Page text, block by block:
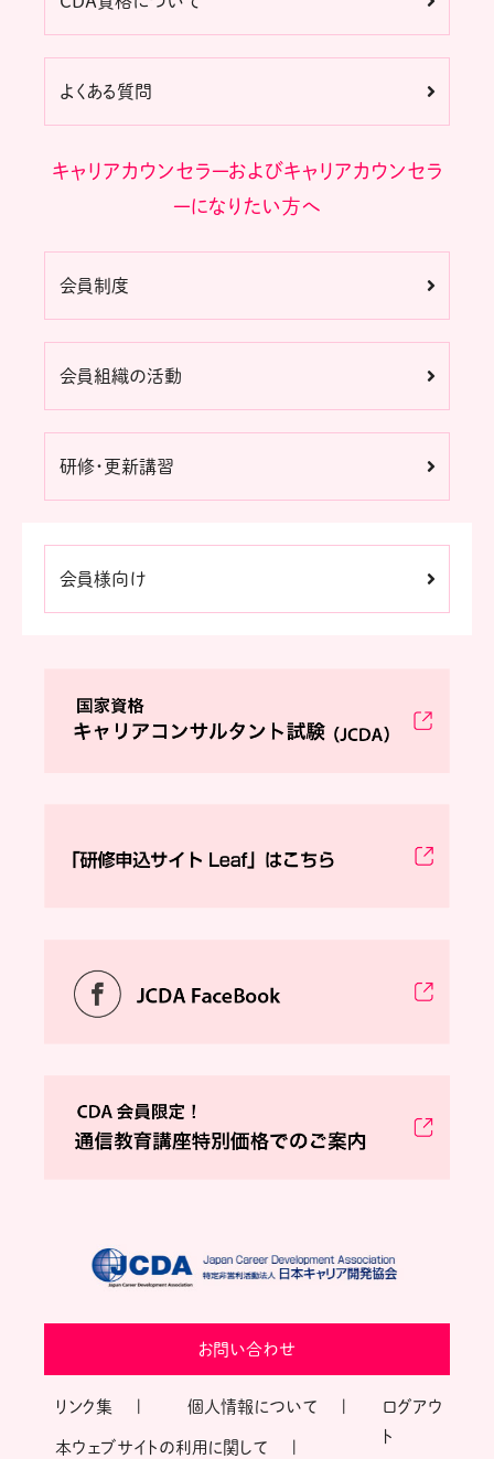
よくある質問
キャリアカウンセラーおよびキャリアカウンセラ
ーになりたい方へ
会員制度
会員組織の活動
研修・更新講習
会員様向け
お問い合わせ
リンク集 個人情報について
本ウェブサイトの利用に関して
ログアウ
ト